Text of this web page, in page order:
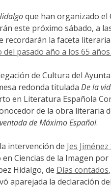
que han organizado el
este próximo sábado, a
la faceta
del pasado año a los 65
de Cultura del
redonda titulada De la
en Literatura Española
de la obra
de Máximo Español.
intervención de Jes
Ciencias de la Imagen
Hidalgo, de Días contados
aparejada la declaración